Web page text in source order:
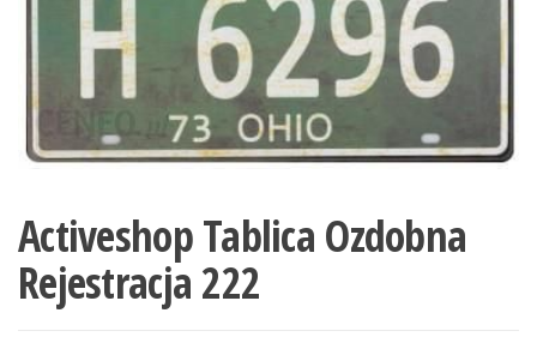
Activeshop Tablica Ozdobna
Rejestracja 222